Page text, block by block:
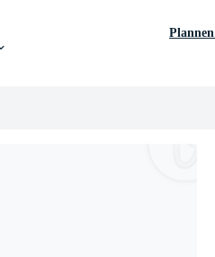
Plannen